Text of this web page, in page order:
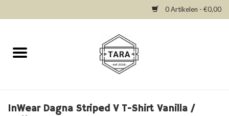
0 Artikelen - €0,00
Home
Dresses
InWear Dagna Striped V T-Shirt Vanilla /